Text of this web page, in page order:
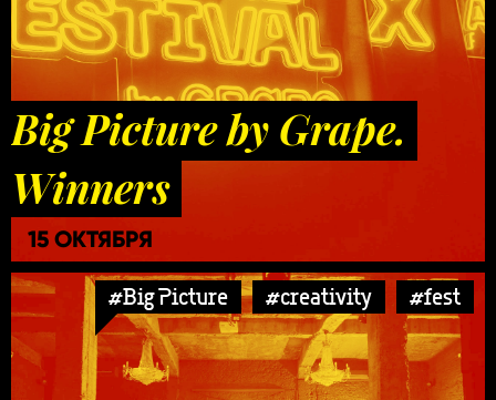
Big Picture by Grape.
Winners
15 ОКТЯБРЯ
#Big Picture #creativity #fest